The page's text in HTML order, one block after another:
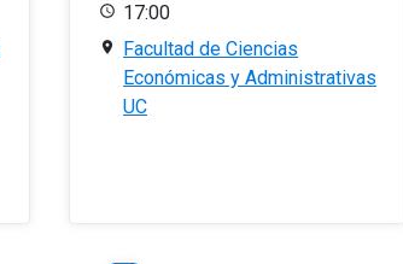
17:00
Facultad de Ciencias
Económicas y Administrativas
UC